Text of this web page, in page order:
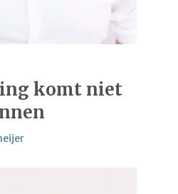
komt niet